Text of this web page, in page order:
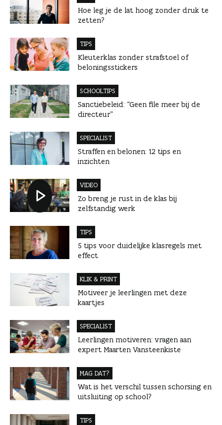
Hoe leg je de lat hoog zonder druk te
zetten?
TIPS
Kleuterklas zonder strafstoel of
beloningsstickers
SCHOOLTIPS
Sanctiebeleid: “Geen file meer bij de
directeur”
SPECIALIST
Straffen en belonen: 12 tips en
inzichten
VIDEO
Zo breng je rust in de klas bij
zelfstandig werk
TIPS
5 tips voor duidelijke klasregels met
effect
KLIK & PRINT
Motiveer je leerlingen met deze
kaartjes
SPECIALIST
Leerlingen motiveren: vragen aan
expert Maarten Vansteenkiste
MAG DAT?
Wat is het verschil tussen schorsing en
uitsluiting op school?
TIPS